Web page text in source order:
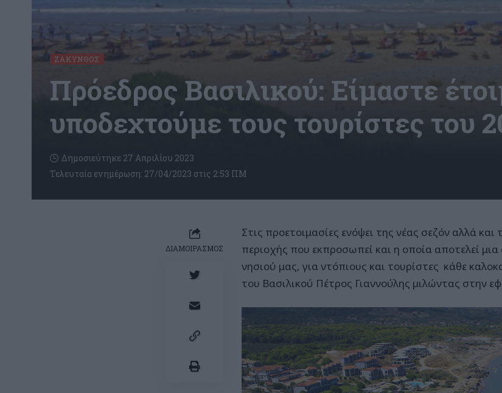
ΖΆΚΥΝΘΟΣ
Πρόεδρος Βασιλικού: Είμαστε
υποδεχτούμε τους τουρίστες του
Τελευταία ενημέρωση: 27/04/2023 στις 2:53 ΠΜ
Δημοσιεύτηκε 27 Απριλίου 2023
ΔΙΑΜΟΙΡΑΣΜΟΣ
Στις προετοιμασίες ενόψει της νέας σεζόν αλλά
περιοχής που εκπροσωπεί και η οποία αποτελεί
νησιού μας, για ντόπιους και τουρίστες κάθε
του Βασιλικού Πέτρος Γιαννούλης μιλώντας στην